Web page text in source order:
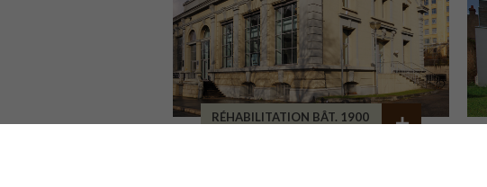
RÉHABILITATION BÂT. 1900